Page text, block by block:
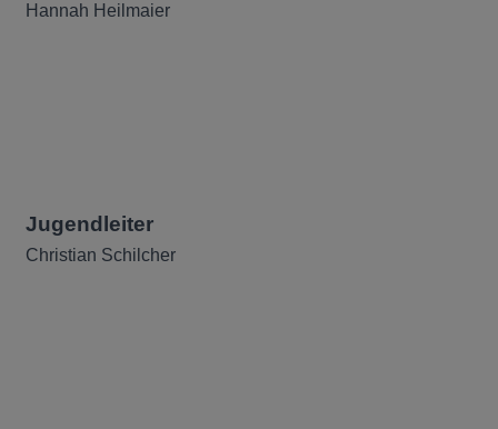
Hannah Heilmaier
Jugendleiter
Christian Schilcher